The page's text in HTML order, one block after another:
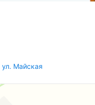
ул. Майская